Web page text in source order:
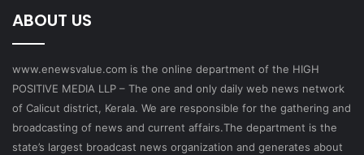
ABOUT US
www.enewsvalue.com is the online department of the HIGH
POSITIVE MEDIA LLP – The one and only daily web news network
of Calicut district, Kerala. We are responsible for the gathering and
broadcasting of news and current affairs.The department is the
state’s largest broadcast news organization and generates about